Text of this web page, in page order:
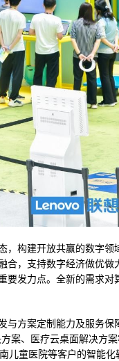
，构建开放共赢的数字领
，支持数字经济做优做
要发力点。全新的需求对
与方案定制能力及服务保
案、医疗云桌面解决方
儿童医院等客户的智能化